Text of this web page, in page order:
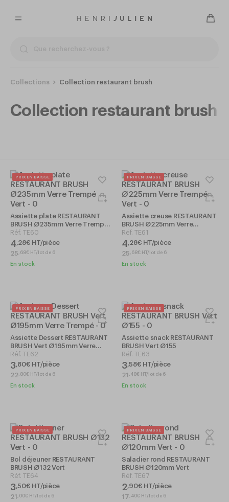
Collections Collection restaurant brush
Collection restaurant brush
PRIX EN BAISSE
Assiette plate RESTAURANT
BRUSH Ø235mm Verre Trempé
Vert
Réf. TE60
4,28€ HT/pièce
25 , 68€ HT/lot de 6
En stock
PRIX EN BAISSE
Assiette creuse RESTAURANT
BRUSH Ø225mm Verre
Trempé Vert
Réf. TE61
4,28€ HT/pièce
25 , 68€ HT/lot de 6
En stock
PRIX EN BAISSE
Assiette Dessert RESTAURANT
BRUSH Vert Ø195mm Verre
Trempé
Réf. TE62
3,80€ HT/pièce
22, 80€ HT/lot de 6
En stock
PRIX EN BAISSE
Assiette snack RESTAURANT
BRUSH Vert Ø155
Réf. TE63
3,58€ HT/pièce
21 , 48€ HT/lot de 6
En stock
PRIX EN BAISSE
Bol déjeuner RESTAURANT
BRUSH Ø132 Vert
Réf. TE64
3,50€ HT/pièce
21 , 00€ HT/lot de 6
PRIX EN BAISSE
Saladier rond RESTAURANT
BRUSH Ø120mm Vert
Réf. TE67
2,90€ HT/pièce
17 , 40€ HT/lot de 6